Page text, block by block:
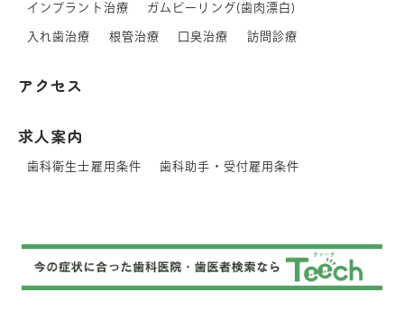
インプラント治療 ガムピーリング(歯肉漂白)
入れ歯治療 根管治療 口臭治療 訪問診療
アクセス
求人案内
歯科衛生士雇用条件 歯科助手・受付雇用条件